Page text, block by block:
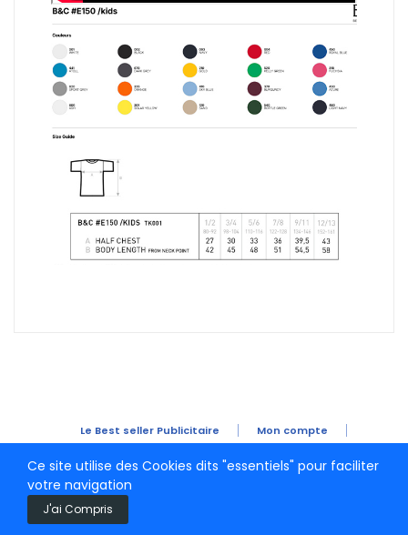
Le Best seller Publicitaire
Mon compte
GROUPE JFV - 2026 © Promo-t-shirt.com Tous droits réservés.
Ce site utilise des Cookies dits "essentiels" pour faciliter
votre navigation
J'ai Compris